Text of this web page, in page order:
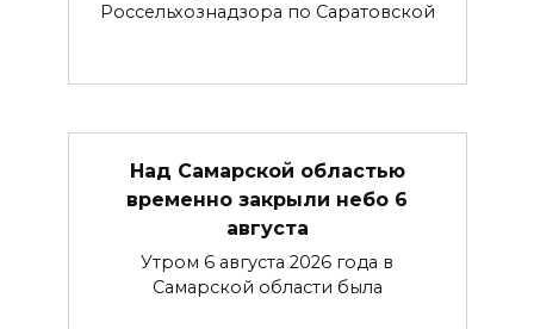
Россельхознадзора по Саратовской
Над Самарской областью
временно закрыли небо 6
августа
Утром 6 августа 2026 года в
Самарской области была